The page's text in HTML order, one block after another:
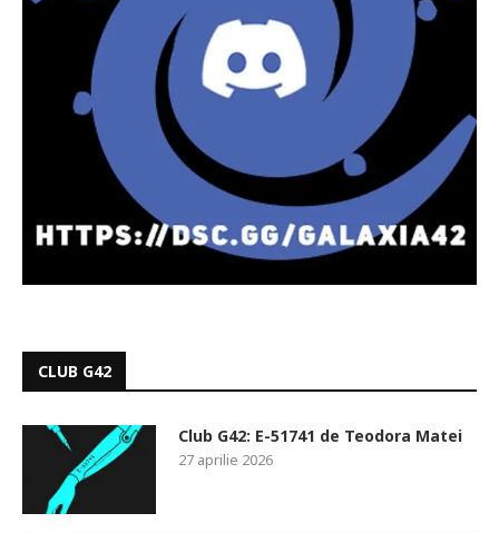
CLUB G42
Club G42: E-51741 de Teodora Matei
27 aprilie 2026